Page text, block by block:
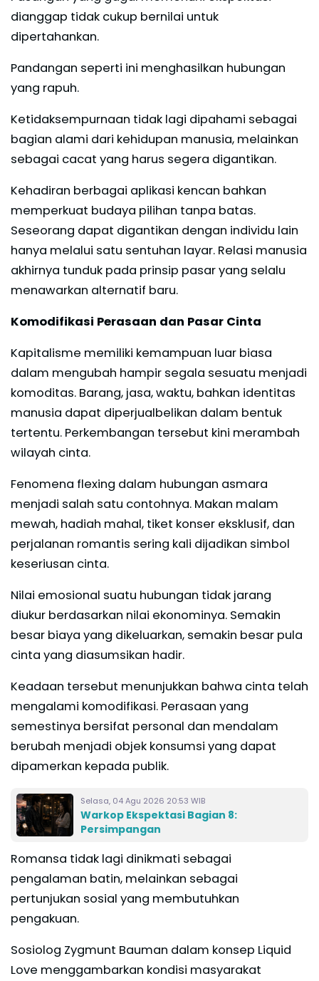
dianggap tidak cukup bernilai untuk
dipertahankan.
Pandangan seperti ini menghasilkan hubungan
yang rapuh.
Ketidaksempurnaan tidak lagi dipahami sebagai
bagian alami dari kehidupan manusia, melainkan
sebagai cacat yang harus segera digantikan.
Kehadiran berbagai aplikasi kencan bahkan
memperkuat budaya pilihan tanpa batas.
Seseorang dapat digantikan dengan individu lain
hanya melalui satu sentuhan layar. Relasi manusia
akhirnya tunduk pada prinsip pasar yang selalu
menawarkan alternatif baru.
Komodifikasi Perasaan dan Pasar Cinta
Kapitalisme memiliki kemampuan luar biasa
dalam mengubah hampir segala sesuatu menjadi
komoditas. Barang, jasa, waktu, bahkan identitas
manusia dapat diperjualbelikan dalam bentuk
tertentu. Perkembangan tersebut kini merambah
wilayah cinta.
Fenomena flexing dalam hubungan asmara
menjadi salah satu contohnya. Makan malam
mewah, hadiah mahal, tiket konser eksklusif, dan
perjalanan romantis sering kali dijadikan simbol
keseriusan cinta.
Nilai emosional suatu hubungan tidak jarang
diukur berdasarkan nilai ekonominya. Semakin
besar biaya yang dikeluarkan, semakin besar pula
cinta yang diasumsikan hadir.
Keadaan tersebut menunjukkan bahwa cinta telah
mengalami komodifikasi. Perasaan yang
semestinya bersifat personal dan mendalam
berubah menjadi objek konsumsi yang dapat
dipamerkan kepada publik.
Selasa, 04 Agu 2026 20:53 WIB
Warkop Ekspektasi Bagian 8:
Persimpangan
Romansa tidak lagi dinikmati sebagai
pengalaman batin, melainkan sebagai
pertunjukan sosial yang membutuhkan
pengakuan.
Sosiolog Zygmunt Bauman dalam konsep Liquid
Love menggambarkan kondisi masyarakat